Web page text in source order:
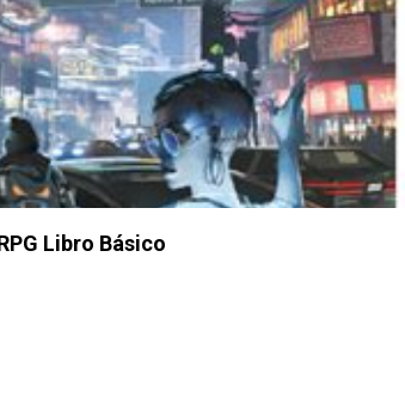
Libro Básico